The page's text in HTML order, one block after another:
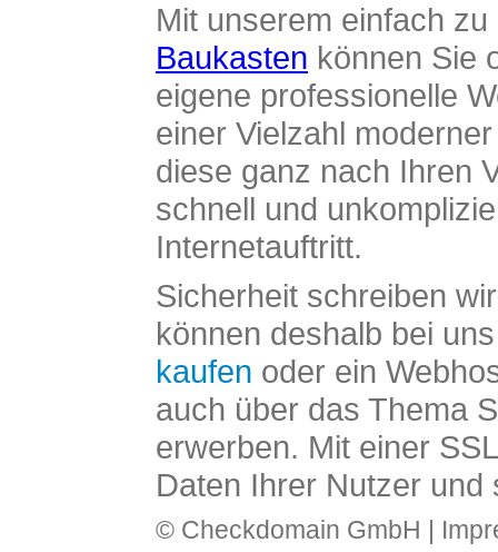
Mit unserem einfach
Baukasten können Sie
eigene professionelle
einer Vielzahl
diese ganz nach Ihren
schnell und
Internetauftritt.
Sicherheit schreiben
können deshalb bei
kaufen oder ein
auch über das Thema
erwerben. Mit einer
Daten Ihrer Nutzer und
© Checkdomain GmbH |